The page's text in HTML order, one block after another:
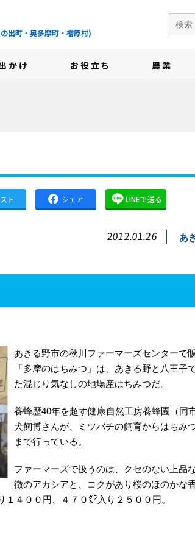
域情報サイト-
出町・奥多摩町・檜原村)
かけ お役立ち 農業
ト シェア LINEで送る
2012.01.26 あ
あきる野市の秋川ファーマーズセンターで
「多摩のはちみつ」は、あきる野と八王子
た混じり気なしの地場産はちみつだ。
養蜂歴40年を超す健康自然工房養蜂園（同
犬飼博さんが、ミツバチの飼育からはちみ
まで行っている。
ファーマーズで扱うのは、クセのない上品
徴のアカシアと、コクがあり桜のほのかな
４００円、４７０㌘入り２５００円。